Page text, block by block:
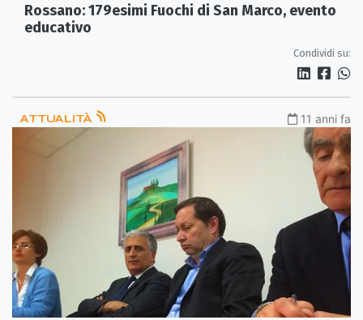
Rossano: 179esimi Fuochi di San Marco, evento
educativo
Condividi su:
ATTUALITÀ 11 anni fa